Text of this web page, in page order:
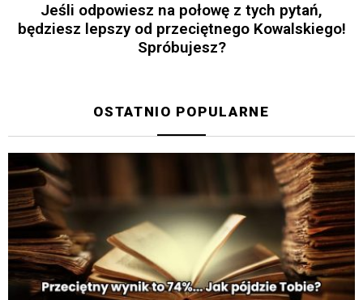
Jeśli odpowiesz na połowę z tych pytań,
będziesz lepszy od przeciętnego Kowalskiego!
Spróbujesz?
OSTATNIO POPULARNE